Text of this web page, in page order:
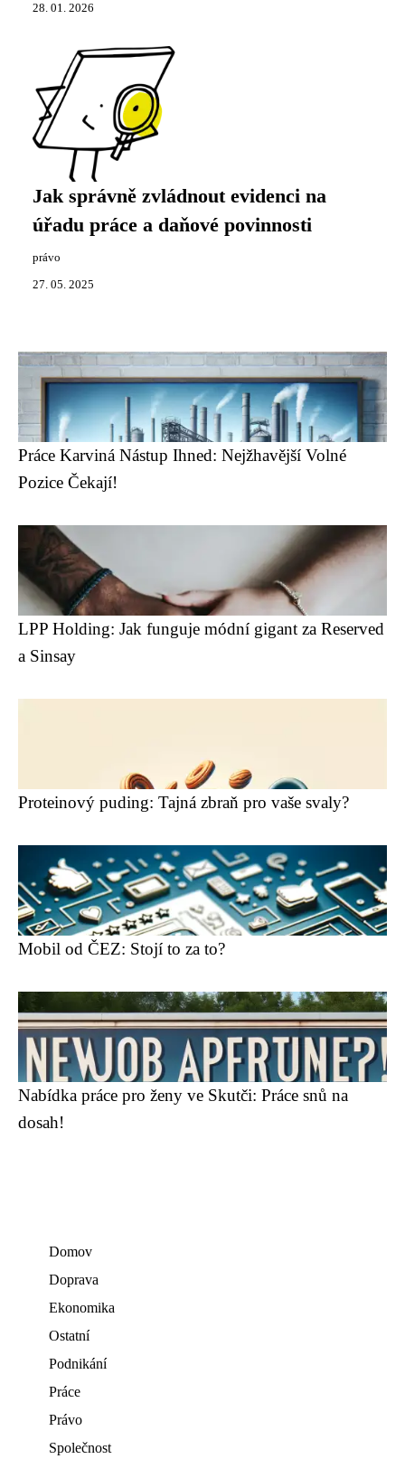
28. 01. 2026
Jak správně zvládnout evidenci na
úřadu práce a daňové povinnosti
právo
27. 05. 2025
Práce Karviná Nástup Ihned: Nejžhavější Volné
Pozice Čekají!
LPP Holding: Jak funguje módní gigant za Reserved
a Sinsay
Proteinový puding: Tajná zbraň pro vaše svaly?
Mobil od ČEZ: Stojí to za to?
Nabídka práce pro ženy ve Skutči: Práce snů na
dosah!
Domov
Doprava
Ekonomika
Ostatní
Podnikání
Práce
Právo
Společnost